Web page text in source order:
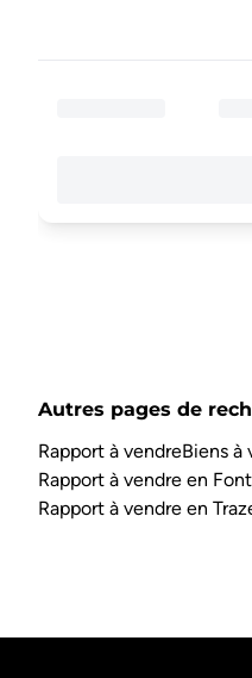
Autres pages de
Rapport à vendreBiens à
Rapport à vendre en
Rapport à vendre en